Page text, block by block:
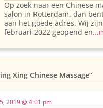
Op zoek naar een Chinese
salon in Rotterdam, dan
aan het goede adres. Wij
februari 2022 geopend en
Xing Chinese Massage”
2019 @ 4:01 pm